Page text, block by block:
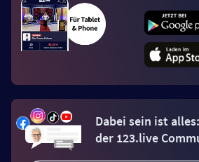
Dabei sein ist
der 123.live